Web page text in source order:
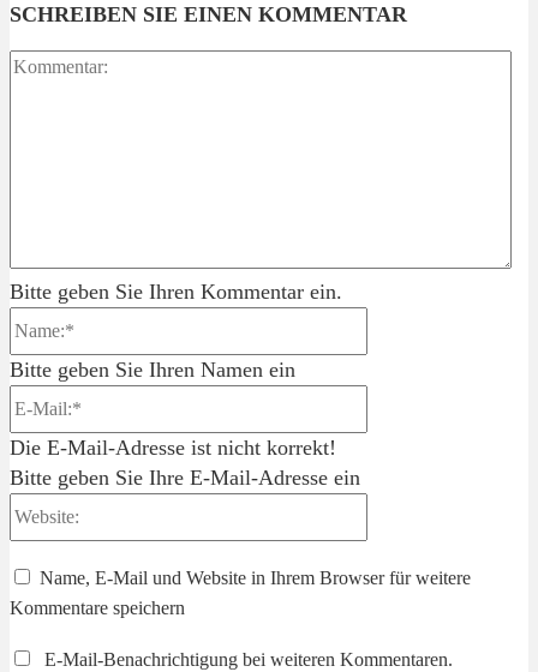
SCHREIBEN SIE EINEN KOMMENTAR
Bitte geben Sie Ihren Kommentar ein.
Bitte geben Sie Ihren Namen ein
Mail:*
Die E-Mail-Adresse ist nicht korrekt!
Bitte geben Sie Ihre E-Mail-Adresse ein
Name, E-Mail und Website in Ihrem Browser für weitere
Kommentare speichern
E-Mail-Benachrichtigung bei weiteren Kommentaren.